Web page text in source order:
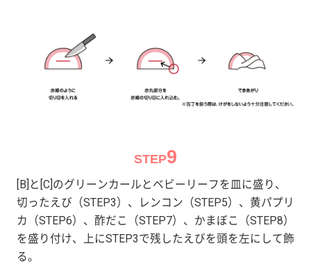
STEP9
[B]と[C]のグリーンカールとベビーリーフを皿に盛り、
切ったえび（STEP3）、レンコン（STEP5）、黄パプリ
カ（STEP6）、酢だこ（STEP7）、かまぼこ（STEP8）
を盛り付け、上にSTEP3で残したえびを頭を左にして飾
る。